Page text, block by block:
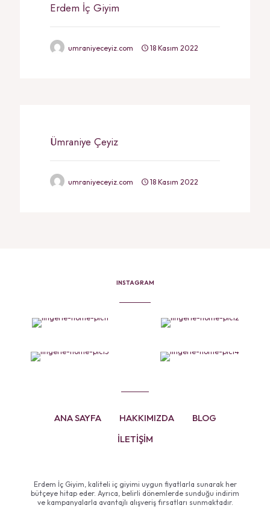
Erdem İç Giyim
umraniyeceyiz.com 18 Kasım 2022
Ümraniye Çeyiz
umraniyeceyiz.com 18 Kasım 2022
INSTAGRAM
ANA SAYFA HAKKIMIZDA
BLOG
İLETİŞİM
Erdem İç Giyim, kaliteli iç giyimi uygun fiyatlarla sunarak her
bütçeye hitap eder. Ayrıca, belirli dönemlerde sunduğu indirim
ve kampanyalarla avantajlı alışveriş fırsatları sunmaktadır.